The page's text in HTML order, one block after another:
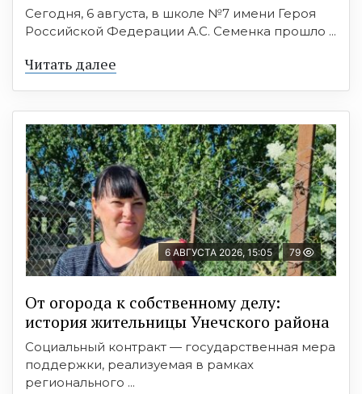
Сегодня, 6 августа, в школе №7 имени Героя
Российской Федерации А.С. Семенка прошло ...
Читать далее
6 АВГУСТА 2026, 15:05 79
От огорода к собственному делу:
история жительницы Унечского района
Социальный контракт — государственная мера
поддержки, реализуемая в рамках
регионального ...